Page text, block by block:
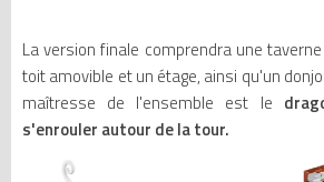
La version finale comprendra une
toit amovible et un étage, ainsi qu'un
maîtresse de l'ensemble est le
s'enrouler autour de la tour.